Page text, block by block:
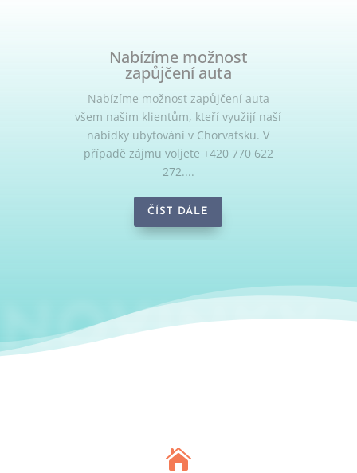
Nabízíme možnost
zapůjčení auta
Nabízíme možnost zapůjčení auta
všem našim klientům, kteří využijí naší
nabídky ubytování v Chorvatsku. V
případě zájmu voljete +420 770 622
272....
ČÍST DÁLE
NOVINKY
